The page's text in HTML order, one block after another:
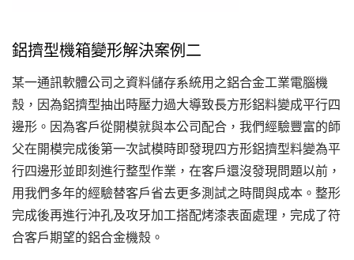
鋁擠型機箱變形解決案例二
某一通訊軟體公司之資料儲存系統用之鋁合金工業電腦機
殼，因為鋁擠型抽出時壓力過大導致長方形鋁料變成平行四
邊形。因為客戶從開模就與本公司配合，我們經驗豐富的師
父在開模完成後第一次試模時即發現四方形鋁擠型料變為平
行四邊形並即刻進行整型作業，在客戶還沒發現問題以前，
用我們多年的經驗替客戶省去更多測試之時間與成本。整形
完成後再進行沖孔及攻牙加工搭配烤漆表面處理，完成了符
合客戶期望的鋁合金機殼。